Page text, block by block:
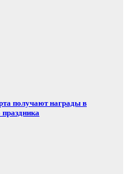
получают награды в